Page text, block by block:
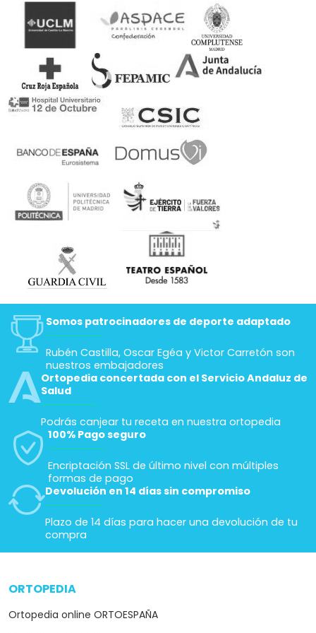
celeridad en la gestión Todo resuelto en tiempo y forma
Gracias
Han confiado en nosotros
Somos patrocinadores de deporte adaptado